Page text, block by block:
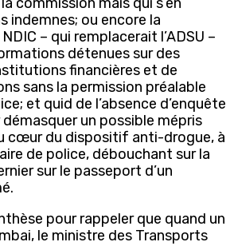
indemnes; ou encore la
– qui remplacerait l’ADSU –
détenues sur des
financières et de
sans la permission préalable
et quid de l’absence d’enquête
un possible mépris
cœur du dispositif anti-drogue, à
de police, débouchant sur la
sur le passeport d’un
pour rappeler que quand un
le ministre des Transports